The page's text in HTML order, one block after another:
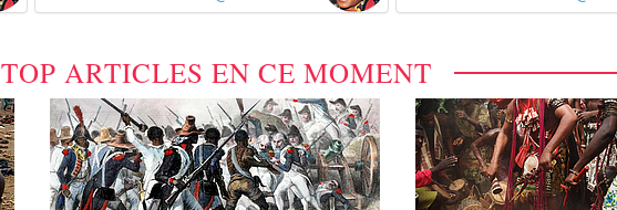
TOP ARTICLES EN CE MOMENT